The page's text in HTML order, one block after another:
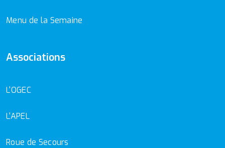
Menu de la Semaine
Associations
L'OGEC
L'APEL
Roue de Secours